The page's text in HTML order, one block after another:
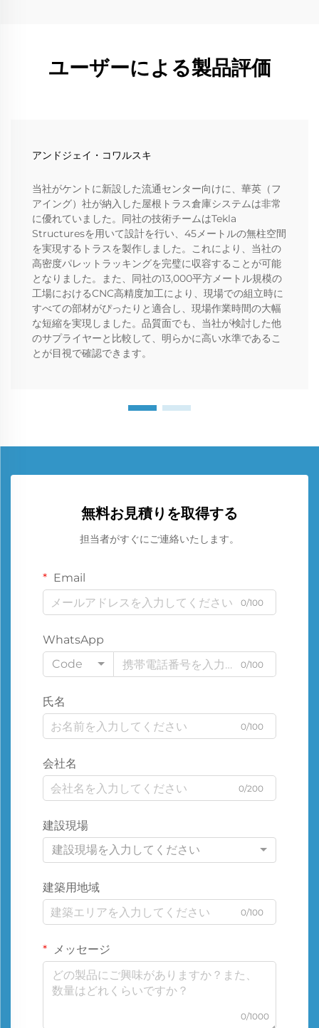
ユーザーによる製品評価
アンドジェイ・コワルスキ
当社がケントに新設した流通センター向けに、華英（フ
アイング）社が納入した屋根トラス倉庫システムは非常
に優れていました。同社の技術チームはTekla
Structuresを用いて設計を行い、45メートルの無柱空間
を実現するトラスを製作しました。これにより、当社の
高密度パレットラッキングを完璧に収容することが可能
となりました。また、同社の13,000平方メートル規模の
工場におけるCNC高精度加工により、現場での組立時に
すべての部材がぴったりと適合し、現場作業時間の大幅
な短縮を実現しました。品質面でも、当社が検討した他
のサプライヤーと比較して、明らかに高い水準であるこ
とが目視で確認できます。
無料お見積りを取得する
担当者がすぐにご連絡いたします。
Email
0/100
WhatsApp
Code
0/100
氏名
0/100
会社名
0/200
建設現場
建設現場を入力してください
建築用地域
0/100
メッセージ
0/1000